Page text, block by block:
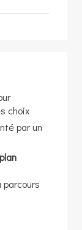
choix
par un